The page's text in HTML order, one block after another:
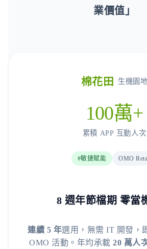
業價值」
棉花田 生機園地
100萬+
累積 APP 互動人次
#敏捷賦能 OMO
8 週年節檔期 零當
連續 5 年選用，無需 IT 開發，
OMO 活動。年均承載 20 萬人